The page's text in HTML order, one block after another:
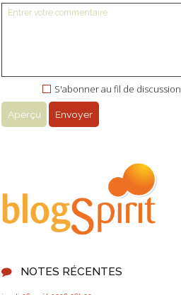
NOTES RÉCENTES
S'abonner au fil de discussion